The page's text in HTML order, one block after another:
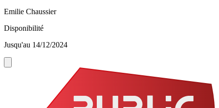
Emilie Chaussier
Disponibilité
Jusqu'au 14/12/2024